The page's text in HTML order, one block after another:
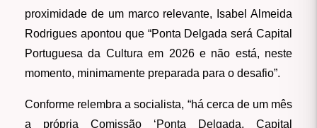
proximidade de um marco relevante, Isabel Almeida
Rodrigues apontou que “Ponta Delgada será Capital
Portuguesa da Cultura em 2026 e não está, neste
momento, minimamente preparada para o desafio”.
Conforme relembra a socialista, “há cerca de um mês
a própria Comissão ‘Ponta Delgada, Capital